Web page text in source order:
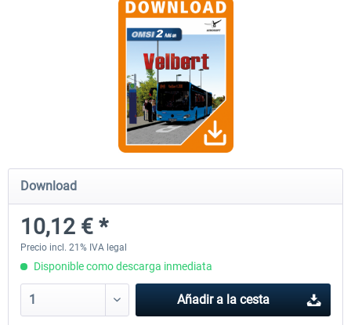
OMSI 2 Add-on Thüringer Wald
30,49 € *
OMSI 2 Add-on Berlin Line
Download
10,12 € *
Precio incl. 21% IVA legal
Disponible como descarga inmediata
Añadir a la cesta